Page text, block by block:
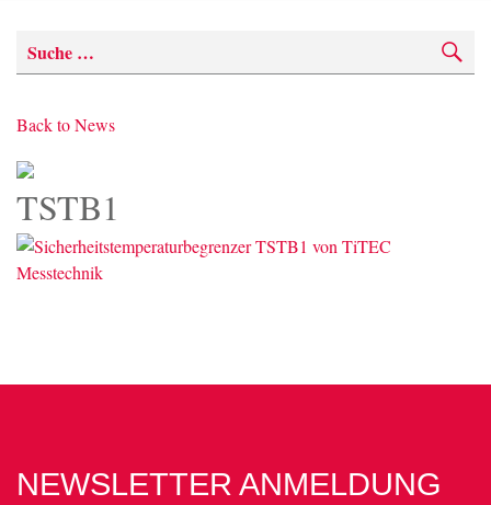
Back to News
TSTB1
NEWSLETTER ANMELDUNG